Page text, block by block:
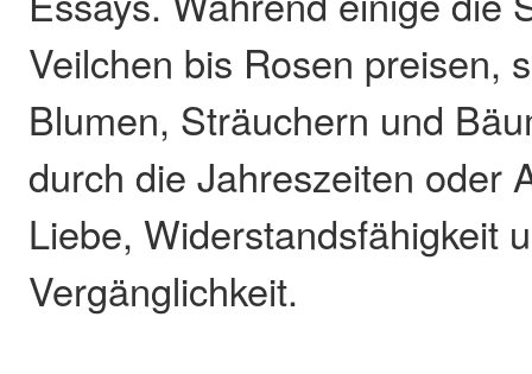
Veilchen bis Rosen preisen,
Blumen, Sträuchern und
durch die Jahreszeiten oder
Liebe, Widerstandsfähigkeit
Vergänglichkeit.